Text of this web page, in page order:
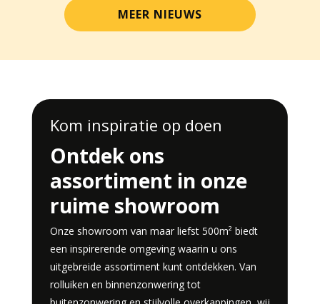
MEER NIEUWS
Kom inspiratie op doen
Ontdek ons
assortiment in onze
ruime showroom
Onze showroom van maar liefst 500m² biedt
een inspirerende omgeving waarin u ons
uitgebreide assortiment kunt ontdekken. Van
rolluiken en binnenzonwering tot